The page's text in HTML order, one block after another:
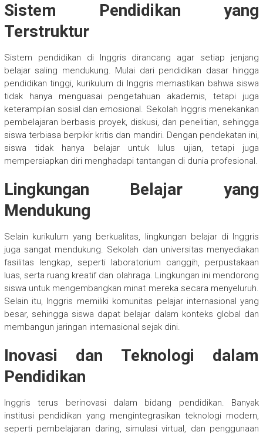
Sistem Pendidikan yang
Terstruktur
Sistem pendidikan di Inggris dirancang agar setiap jenjang
belajar saling mendukung. Mulai dari pendidikan dasar hingga
pendidikan tinggi, kurikulum di Inggris memastikan bahwa siswa
tidak hanya menguasai pengetahuan akademis, tetapi juga
keterampilan sosial dan emosional. Sekolah Inggris menekankan
pembelajaran berbasis proyek, diskusi, dan penelitian, sehingga
siswa terbiasa berpikir kritis dan mandiri. Dengan pendekatan ini,
siswa tidak hanya belajar untuk lulus ujian, tetapi juga
mempersiapkan diri menghadapi tantangan di dunia profesional.
Lingkungan Belajar yang
Mendukung
Selain kurikulum yang berkualitas, lingkungan belajar di Inggris
juga sangat mendukung. Sekolah dan universitas menyediakan
fasilitas lengkap, seperti laboratorium canggih, perpustakaan
luas, serta ruang kreatif dan olahraga. Lingkungan ini mendorong
siswa untuk mengembangkan minat mereka secara menyeluruh.
Selain itu, Inggris memiliki komunitas pelajar internasional yang
besar, sehingga siswa dapat belajar dalam konteks global dan
membangun jaringan internasional sejak dini.
Inovasi dan Teknologi dalam
Pendidikan
Inggris terus berinovasi dalam bidang pendidikan. Banyak
institusi pendidikan yang mengintegrasikan teknologi modern,
seperti pembelajaran daring, simulasi virtual, dan penggunaan